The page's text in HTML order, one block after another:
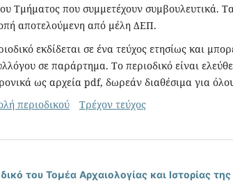
Τμήματος που συμμετέχουν συμβουλευτικά.
αποτελούμενη από μέλη ΔΕΠ.
εκδίδεται σε ένα τεύχος ετησίως και
σε παράρτημα. Το περιοδικό είναι
ως αρχεία pdf, δωρεάν διαθέσιμα για
περιοδικού
Τρέχον τεύχος
του Τομέα Αρχαιολογίας και Ιστορίας